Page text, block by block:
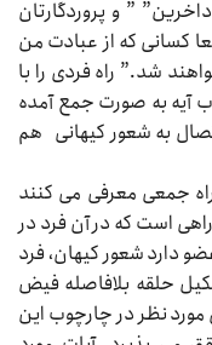
” و پروردگارتان
کسانی که از عبادت من
شد.” راه فردی را با
آیه به صورت جمع آمده
به شعور کیهانی هم
جمعی معرفی می کنند
است که در آن فرد در
دارد شعور کیهان، فرد
حلقه بلافاصله فیض
مورد نظر در چارچوب این